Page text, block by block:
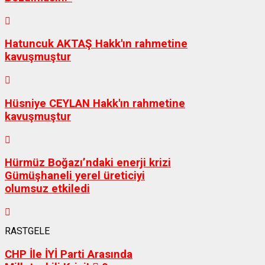
Hatuncuk AKTAŞ Hakk'ın rahmetine
kavuşmuştur
Hüsniye CEYLAN Hakk'ın rahmetine
kavuşmuştur
Hürmüz Boğazı’ndaki enerji krizi
Gümüşhaneli yerel üreticiyi
olumsuz etkiledi
RASTGELE
CHP İle İYİ Parti Arasında